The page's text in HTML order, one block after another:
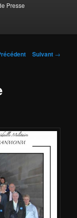
Presse
Suivant →